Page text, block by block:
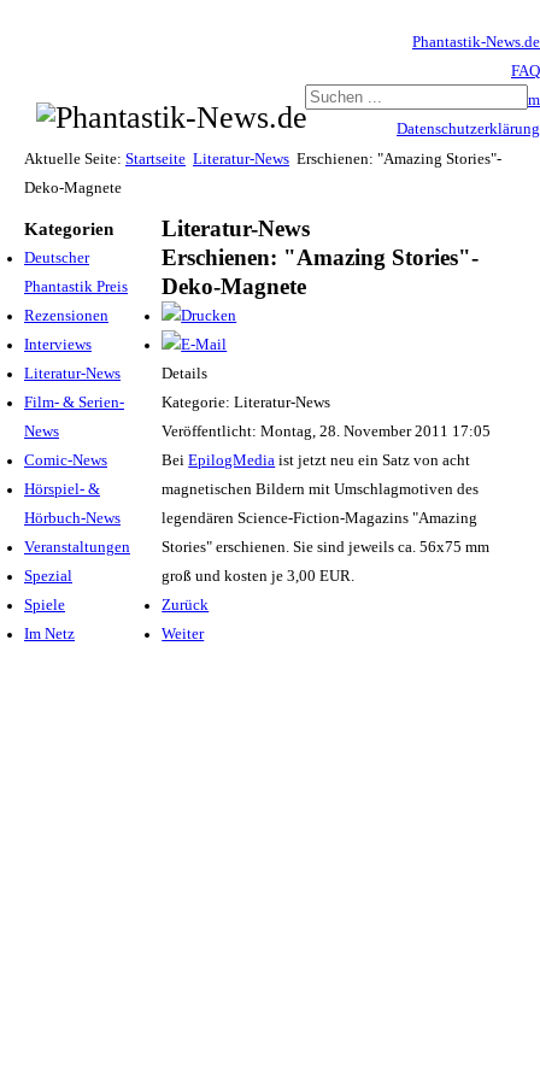
Phantastik-News.de
FAQ
Impressum
Datenschutzerklärung
Haftungsausschluss
Aktuelle Seite: Startseite Literatur-News Erschienen: "Amazing Stories"-
Deko-Magnete
Kategorien
Deutscher
Phantastik Preis
Rezensionen
Interviews
Literatur-News
Film- & Serien-
News
Comic-News
Hörspiel- &
Hörbuch-News
Veranstaltungen
Spezial
Spiele
Im Netz
Literatur-News
Erschienen: "Amazing Stories"-
Deko-Magnete
Details
Kategorie: Literatur-News
Veröffentlicht: Montag, 28. November 2011 17:05
BeiEpilogMedia ist jetzt neu ein Satz von acht
magnetischen Bildern mit Umschlagmotiven des
legendären Science-Fiction-Magazins "Amazing
Stories" erschienen. Sie sind jeweils ca. 56x75 mm
groß und kosten je 3,00 EUR.
Zurück
Weiter